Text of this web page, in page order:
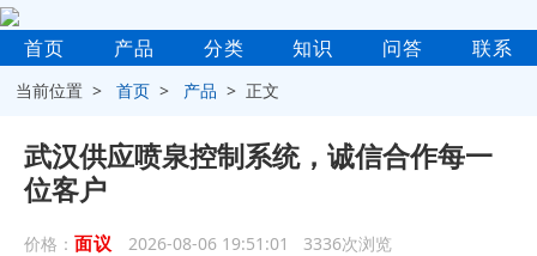
首页 产品 分类 知识 问答 联系
当前位置 >首页 > 产品 > 正文
武汉供应喷泉控制系统，诚信合作每一
位客户
价格： 面议 2026-08-06 19:51:01 3336次浏览